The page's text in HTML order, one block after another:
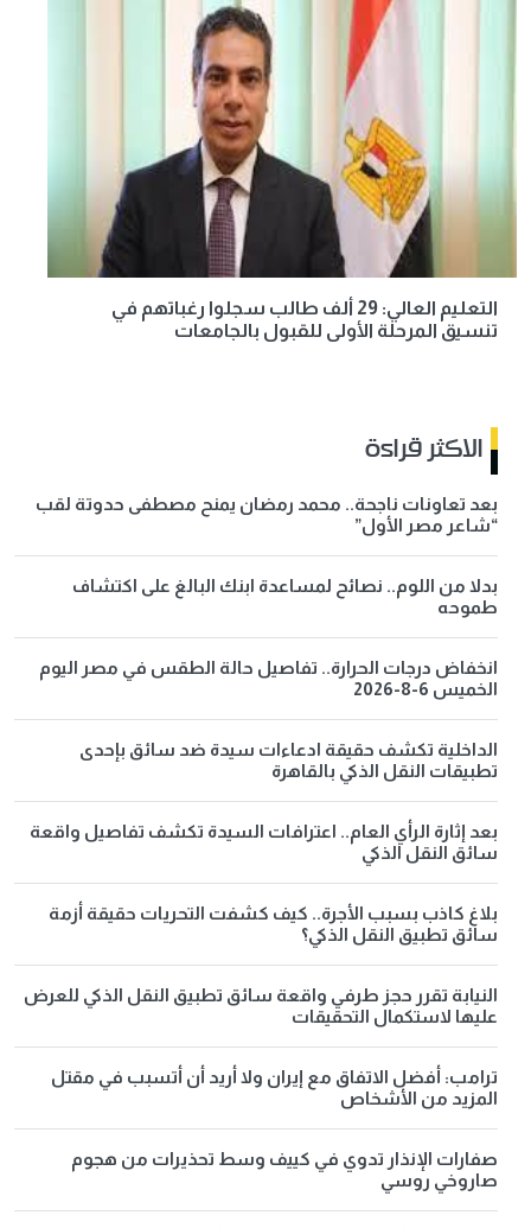
التعليم العالي: 29 ألف طالب سجلوا رغباتهم في
تنسيق المرحلة الأولى للقبول بالجامعات
الاكثر قراءة
بعد تعاونات ناجحة.. محمد رمضان يمنح مصطفى حدوتة لقب
“شاعر مصر الأول”
بدلا من اللوم.. نصائح لمساعدة ابنك البالغ على اكتشاف
طموحه
انخفاض درجات الحرارة.. تفاصيل حالة الطقس في مصر اليوم
الخميس 6-8-2026
الداخلية تكشف حقيقة ادعاءات سيدة ضد سائق بإحدى
تطبيقات النقل الذكي بالقاهرة
بعد إثارة الرأي العام.. اعترافات السيدة تكشف تفاصيل واقعة
سائق النقل الذكي
بلاغ كاذب بسبب الأجرة.. كيف كشفت التحريات حقيقة أزمة
سائق تطبيق النقل الذكي؟
النيابة تقرر حجز طرفي واقعة سائق تطبيق النقل الذكي للعرض
عليها لاستكمال التحقيقات
ترامب: أفضل الاتفاق مع إيران ولا أريد أن أتسبب في مقتل
المزيد من الأشخاص
صفارات الإنذار تدوي في كييف وسط تحذيرات من هجوم
صاروخي روسي